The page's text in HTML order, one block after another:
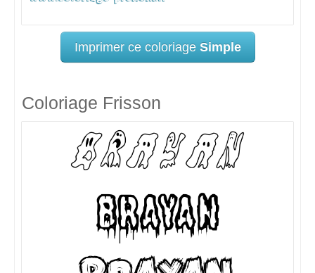
Imprimer ce coloriage Simple
Coloriage Frisson